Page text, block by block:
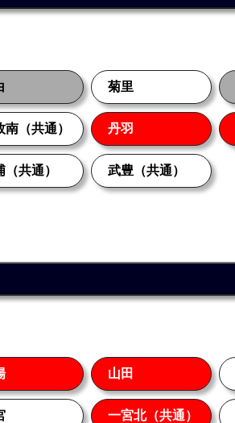
菊里
南（共通） 丹羽
（共通） 武豊（共通）
山田
一宮北（共通）